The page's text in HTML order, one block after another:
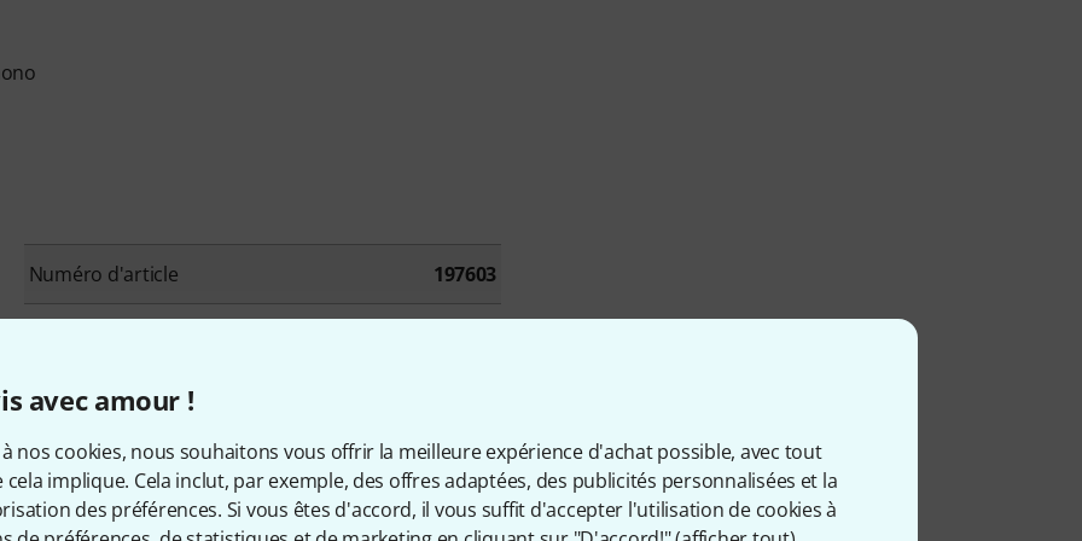
avec amour !
à nos cookies, nous souhaitons vous offrir la meilleure expérience d'achat possible, avec tout
cela implique. Cela inclut, par exemple, des offres adaptées, des publicités personnalisées et la
des préférences. Si vous êtes d'accord, il vous suffit d'accepter l'utilisation de cookies à
Numéro d'article 197603
Omni-directionnel
Bi-directionnel Non
Pad Oui